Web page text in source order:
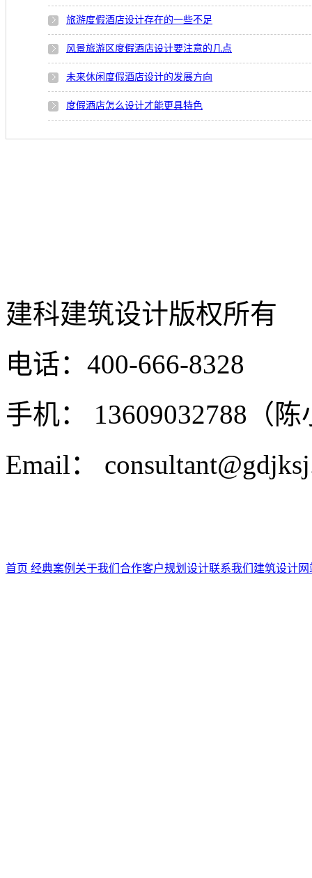
旅游度假酒店设计存在的一些不足
风景旅游区度假酒店设计要注意的几点
未来休闲度假酒店设计的发展方向
度假酒店怎么设计才能更具特色
建科建筑设计版权所有
电话：400-666-8328
手机： 13609032788（陈
Email：
首页 经典案例 关于我们 合作客户规划设计联系我们 建筑设计